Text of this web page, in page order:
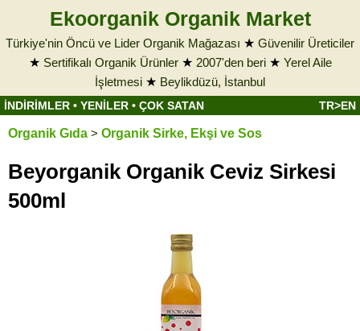
Ekoorganik Organik Market
Türkiye'nin Öncü ve Lider Organik Mağazası ★ Güvenilir Üreticiler
★ Sertifikalı Organik Ürünler★ 2007'den beri★ Yerel Aile
İşletmesi ★ Beylikdüzü, İstanbul
İNDİRİMLER • YENİLER • ÇOK SATAN TR>EN
Organik Gıda > Organik Sirke, Ekşi ve Sos
Beyorganik Organik Ceviz Sirkesi
500ml